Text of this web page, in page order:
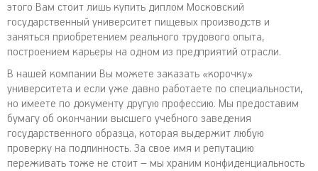
этого Вам стоит лишь купить диплом Московский
государственный университет пищевых производств и
заняться приобретением реального трудового опыта,
построением карьеры на одном из предприятий отрасли.
В нашей компании Вы можете заказать «корочку»
университета и если уже давно работаете по специальности,
но имеете по документу другую профессию. Мы предоставим
бумагу об окончании высшего учебного заведения
государственного образца, которая выдержит любую
проверку на подлинность. За свое имя и репутацию
переживать тоже не стоит – мы храним конфиденциальность